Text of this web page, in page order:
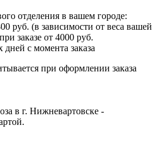
отделения в вашем городе:
руб. (в зависимости от веса вашей
заказе от 4000 руб.
с момента заказа
при оформлении заказа
в г. Нижневартовске -